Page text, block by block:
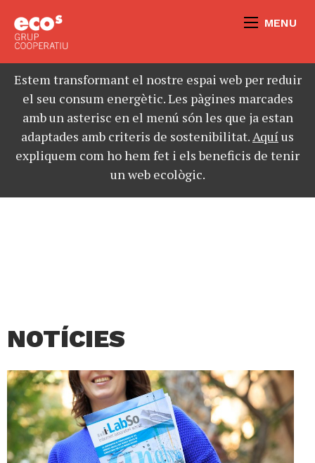
MENU
Estem transformant el nostre espai web per reduir
el seu consum energètic. Les pàgines marcades
amb un asterisc en el menú són les que ja estan
adaptades amb criteris de sostenibilitat.Aquíus
expliquem com ho hem fet i els beneficis de tenir
un web ecològic.
NOTÍCIES